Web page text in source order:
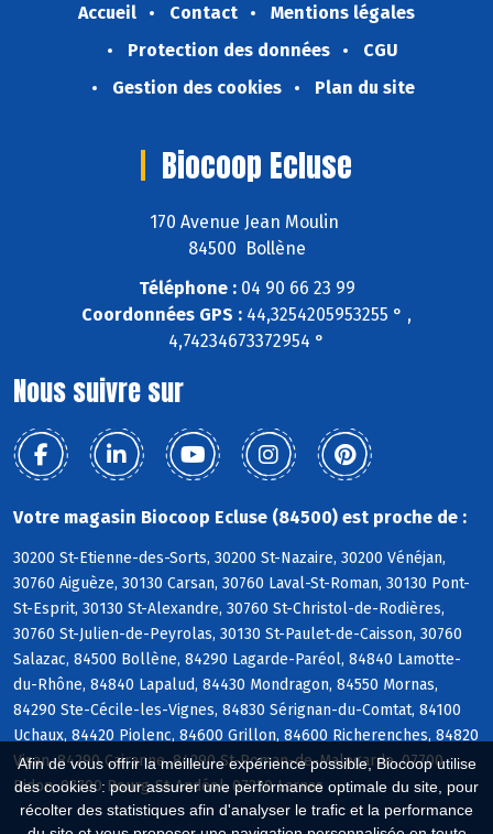
Afin de vous offrir la meilleure expérience possible, Biocoop utilise
des cookies : pour assurer une performance optimale du site, pour
récolter des statistiques afin d'analyser le trafic et la performance
Accueil Contact
Mentions légales
Protection des données
CGU
Gestion des cookies
Plan du site
Biocoop Ecluse
170 Avenue Jean Moulin
84500 Bollène
Téléphone :04 90 66 23 99
Coordonnées GPS : 44,3254205953255 ° ,
4,74234673372954 °
Nous suivre sur
Votre magasin Biocoop Ecluse (84500) est proche de :
30200 St-Etienne-des-Sorts, 30200 St-Nazaire, 30200 Vénéjan,
30760 Aiguèze, 30130 Carsan, 30760 Laval-St-Roman, 30130 Pont-
St-Esprit, 30130 St-Alexandre, 30760 St-Christol-de-Rodières,
30760 St-Julien-de-Peyrolas, 30130 St-Paulet-de-Caisson, 30760
Salazac, 84500 Bollène, 84290 Lagarde-Paréol, 84840 Lamotte-
du-Rhône, 84840 Lapalud, 84430 Mondragon, 84550 Mornas,
84290 Ste-Cécile-les-Vignes, 84830 Sérignan-du-Comtat, 84100
Uchaux, 84420 Piolenc, 84600 Grillon, 84600 Richerenches, 84820
Visan, 84290 Cairanne, 84290 St-Roman-de-Malegarde, 07700
Bidon, 07700 Bourg-St-Andéol, 07220 Larnas